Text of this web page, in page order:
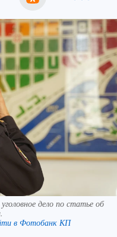
дело по статье об
в Фотобанк КП